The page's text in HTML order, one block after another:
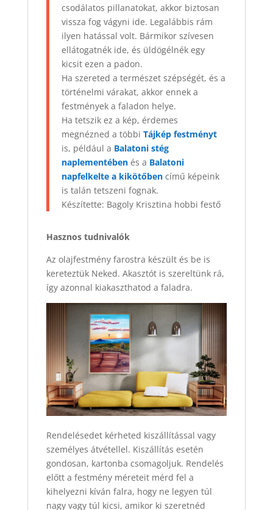
csodálatos pillanatokat, akkor biztosan
vissza fog vágyni ide. Legalábbis rám
ilyen hatással volt. Bármikor szívesen
ellátogatnék ide, és üldögélnék egy
kicsit ezen a padon.
Ha szereted a természet szépségét, és a
történelmi várakat, akkor ennek a
festmények a faladon helye.
Ha tetszik ez a kép, érdemes
megnézned a többi Tájkép festményt
is, például a Balatoni stég
naplementébenés a Balatoni
napfelkelte a kikötőbencímű képeink
is talán tetszeni fognak.
Készítette: Bagoly Krisztina hobbi festő
Hasznos tudnivalók
Az olajfestmény farostra készült és be is
kereteztük Neked. Akasztót is szereltünk rá,
így azonnal kiakaszthatod a faladra.
Rendelésedet kérheted kiszállítással vagy
személyes átvétellel. Kiszállítás esetén
gondosan, kartonba csomagoljuk. Rendelés
előtt a festmény méreteit mérd fel a
kihelyezni kíván falra, hogy ne legyen túl
nagy vagy túl kicsi, amikor ki szeretnéd